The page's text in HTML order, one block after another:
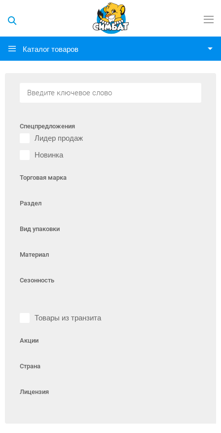
Каталог товаров
Спецпредложения
Лидер продаж
Новинка
Торговая марка
Раздел
Вид упаковки
Материал
Сезонность
Товары из транзита
Акции
Страна
Лицензия